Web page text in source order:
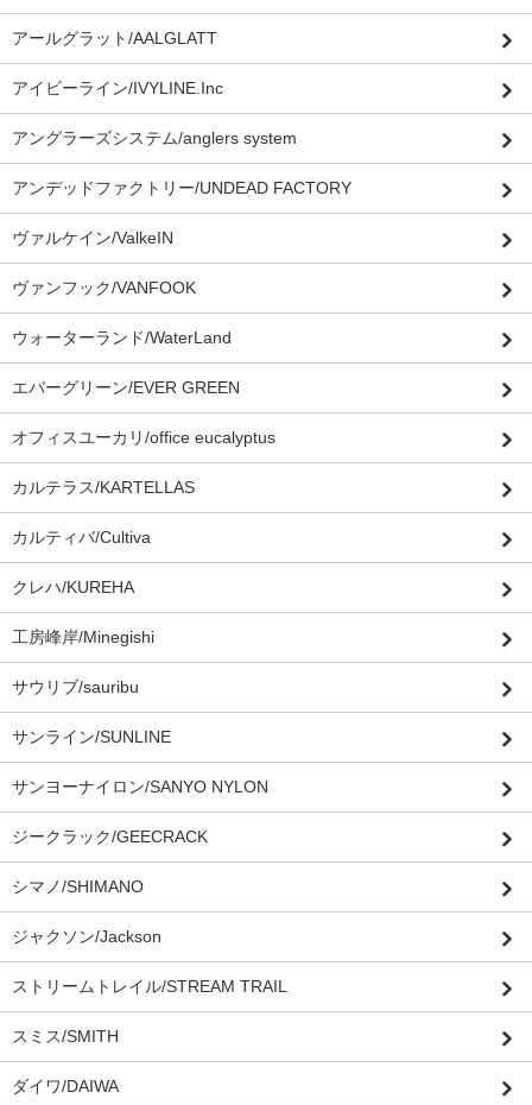
アールグラット/AALGLATT
アイビーライン/IVYLINE.Inc
アングラーズシステム/anglers system
アンデッドファクトリー/UNDEAD FACTORY
ヴァルケイン/ValkeIN
ヴァンフック/VANFOOK
ウォーターランド/WaterLand
エバーグリーン/EVER GREEN
オフィスユーカリ/office eucalyptus
カルテラス/KARTELLAS
カルティバ/Cultiva
クレハ/KUREHA
工房峰岸/Minegishi
サウリブ/sauribu
サンライン/SUNLINE
サンヨーナイロン/SANYO NYLON
ジークラック/GEECRACK
シマノ/SHIMANO
ジャクソン/Jackson
ストリームトレイル/STREAM TRAIL
スミス/SMITH
ダイワ/DAIWA